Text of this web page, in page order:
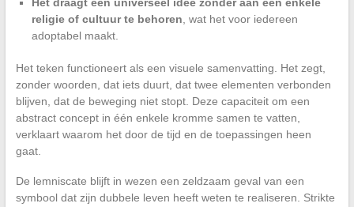
religie of cultuur te behoren , wat het voor iedereen
adoptabel maakt.
Het teken functioneert als een visuele samenvatting. Het zegt,
zonder woorden, dat iets duurt, dat twee elementen verbonden
blijven, dat de beweging niet stopt. Deze capaciteit om een
abstract concept in één enkele kromme samen te vatten,
verklaart waarom het door de tijd en de toepassingen heen
gaat.
De lemniscate blijft in wezen een zeldzaam geval van een
symbool dat zijn dubbele leven heeft weten te realiseren. Strikte